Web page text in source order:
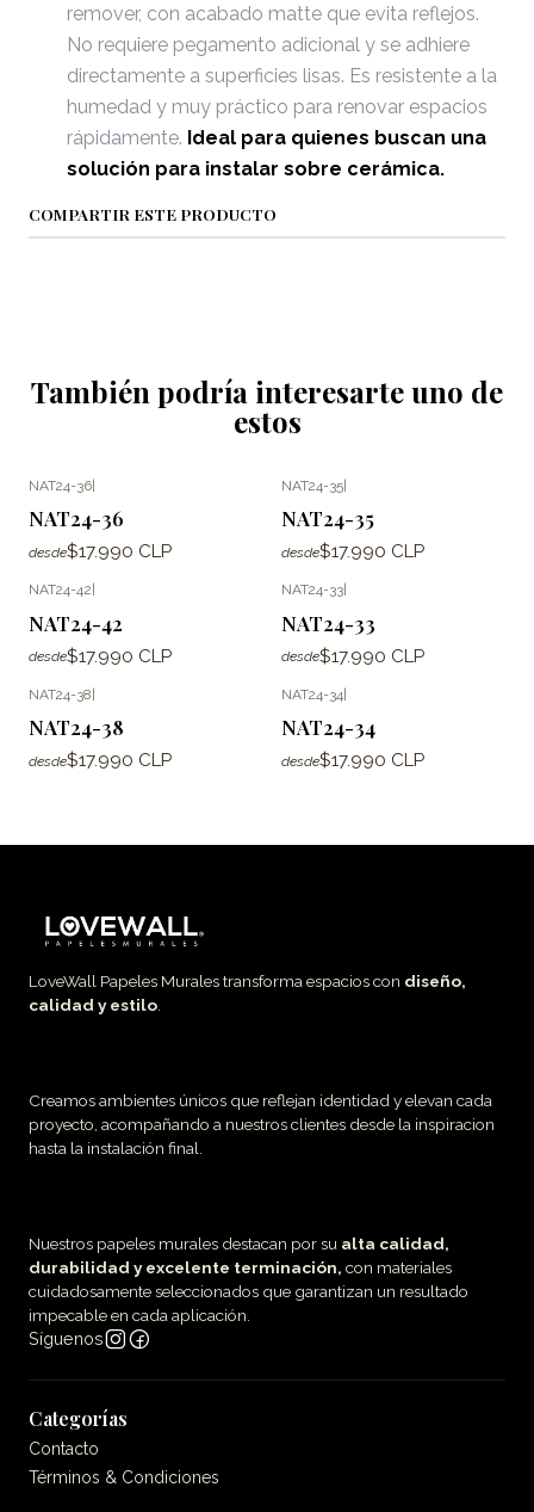
remover, con acabado matte que evita reflejos.
No requiere pegamento adicional y se adhiere
directamente a superficies lisas. Es resistente a la
humedad y muy práctico para renovar espacios
rápidamente. Ideal para quienes buscan una
solución para instalar sobre cerámica.
COMPARTIR ESTE PRODUCTO
También podría interesarte uno de
estos
NAT24-36
NAT24-36
desde$17.990 CLP
NAT24-35
NAT24-35
desde$17.990 CLP
NAT24-42
NAT24-42
desde$17.990 CLP
NAT24-33
NAT24-33
desde$17.990 CLP
NAT24-38|
NAT24-38
desde$17.990 CLP
NAT24-34|
NAT24-34
desde$17.990 CLP
LoveWall Papeles Murales transforma espacios con diseño,
calidad y estilo
Creamos ambientes únicos que reflejan identidad y elevan cada
proyecto, acompañando a nuestros clientes desde la inspiracion
hasta la instalación final.
Nuestros papeles murales destacan por su alta calidad,
durabilidad y excelente terminación, con materiales
cuidadosamente seleccionados que garantizan un resultado
impecable en cada aplicación.
Síguenos
Categorías
Contacto
Términos & Condiciones